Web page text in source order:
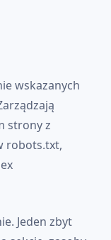
wskazanych
strony z
robots.txt,
Jeden zbyt